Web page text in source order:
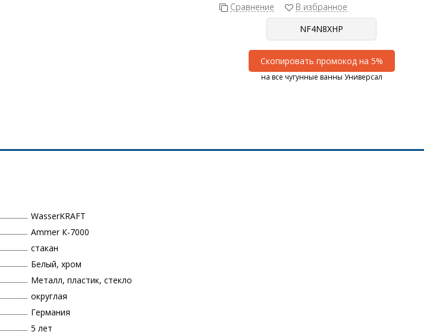
Сравнение В избранное
Скопировать промокод на 5%
на все чугунные ванны Универсал
WasserKRAFT
Ammer К-7000
стакан
Белый, хром
Металл, пластик, стекло
округлая
Германия
5 лет